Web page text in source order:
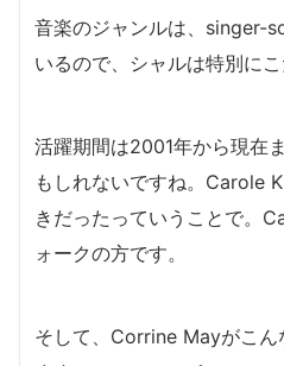
音楽のジャンルは、singer-
いるので、シャルは特別に
活躍期間は2001年から現在
もしれないですね。Carole
きだったっていうことで。
ォークの方です。
そして、Corrine Mayがこん